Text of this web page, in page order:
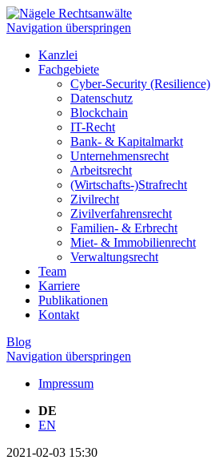
Navigation überspringen
Kanzlei
Fachgebiete
Cyber-Security (Resilience)
Datenschutz
Blockchain
IT-Recht
Bank- & Kapitalmarkt
Unternehmensrecht
Arbeitsrecht
(Wirtschafts-)Strafrecht
Zivilrecht
Zivilverfahrensrecht
Familien- & Erbrecht
Miet- & Immobilienrecht
Verwaltungsrecht
Team
Karriere
Publikationen
Kontakt
Blog
Navigation überspringen
Impressum
DE
EN
2021-02-03 15:30